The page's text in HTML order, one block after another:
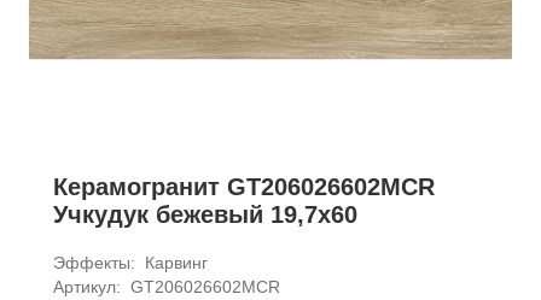
Керамогранит GT206026602MСR
Учкудук бежевый 19,7x60
Эффекты:
Карвинг
Артикул: GT206026602MСR